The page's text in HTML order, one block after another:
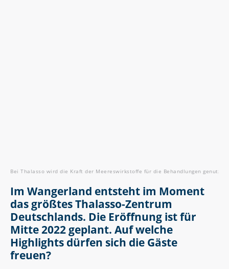
Bei Thalasso wird die Kraft der Meereswirkstoffe für die Behandlungen genutzt.
Im Wangerland entsteht im Moment
das größtes Thalasso-Zentrum
Deutschlands. Die Eröffnung ist für
Mitte 2022 geplant. Auf welche
Highlights dürfen sich die Gäste
freuen?